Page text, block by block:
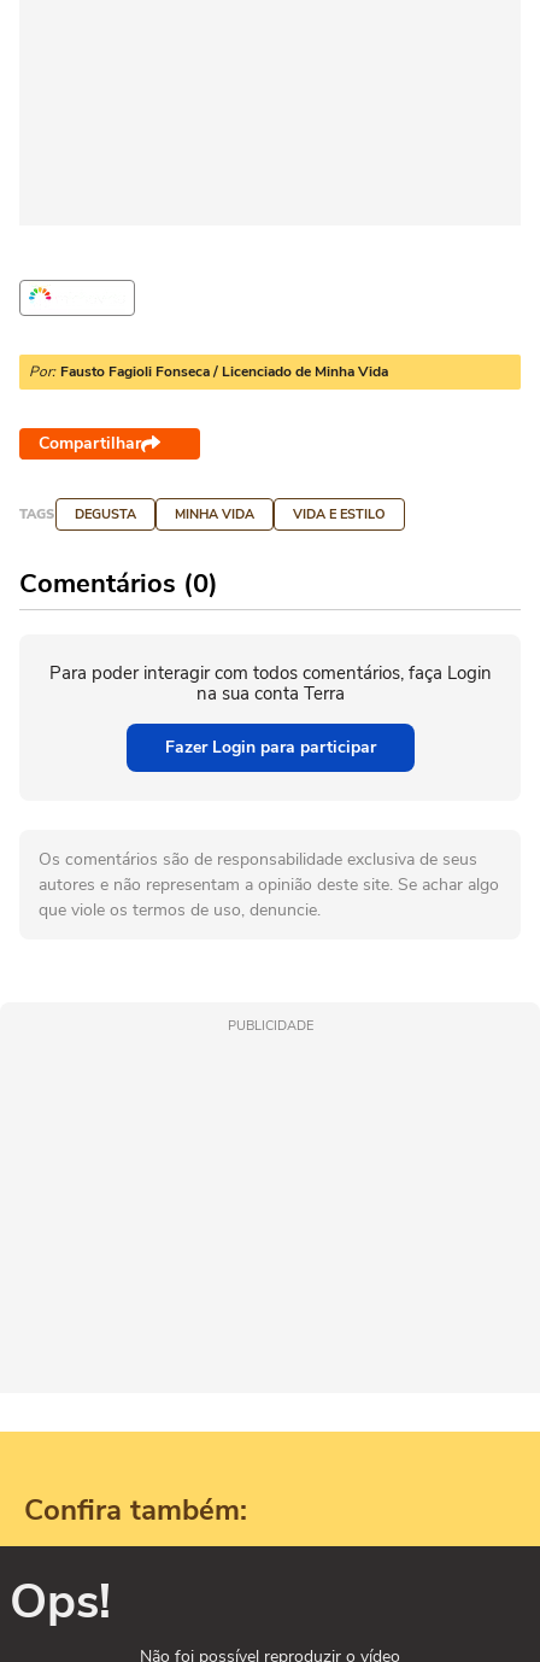
Por: Fausto Fagioli Fonseca / Licenciado de Minha Vida
Compartilhar
TAGS DEGUSTA MINHA VIDA VIDA E ESTILO
Comentários (0)
Para poder interagir com todos comentários, faça Login
na sua conta Terra
Fazer Login para participar
Os comentários são de responsabilidade exclusiva de seus
autores e não representam a opinião deste site. Se achar algo
que viole os termos de uso, denuncie.
PUBLICIDADE
Confira também:
Ops!
Não foi possível reproduzir o vídeo